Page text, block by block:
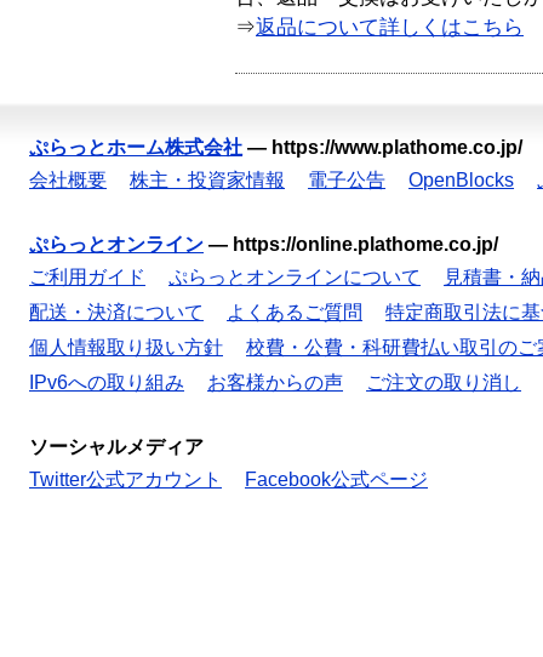
⇒返品について詳しくはこちら
ぷらっとホーム株式会社 — https://www.plathome.co.jp/
会社概要
株主・投資家情報 電子公告 OpenBlocks
ぷらっとオンライン — https://online.plathome.co.jp/
ご利用ガイド
ぷらっとオンラインについて
見積書・
配送・決済について
よくあるご質問
特定商取引法に
個人情報取り扱い方針
校費・公費・科研費払い取引のご
IPv6への取り組み
お客様からの声 ご注文の取り消し
ソーシャルメディア
Twitter公式アカウント
Facebook公式ページ